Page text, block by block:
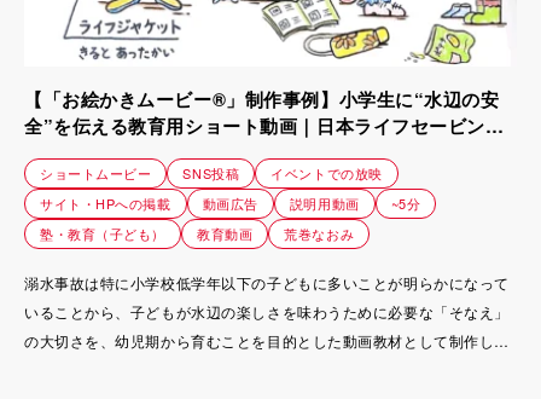
が増えて困っていた。
また、こちらからの発信や意図が伝わっておらず、毎回説明が必要にな
【「お絵かきムービー®」制作事例】小学生に“水辺の安
全”を伝える教育用ショート動画｜日本ライフセービング
協会様
ショートムービー SNS投稿
イベントでの放映
サイト・HPへの掲載
動画広告 説明用動画
~5分
塾・教育（子ども）
教育動画 荒巻なおみ
溺水事故は特に小学校低学年以下の子どもに多いことが明らかになって
いることから、子どもが水辺の楽しさを味わうために必要な「そなえ」
の大切さを、幼児期から育むことを目的とした動画教材として制作し